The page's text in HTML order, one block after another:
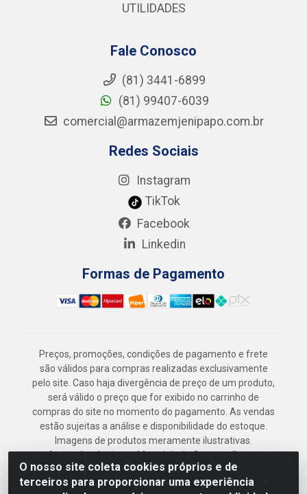
O nosso site coleta cookies próprios e de
terceiros para proporcionar uma experiência
UTILIDADES
Fale Conosco
(81) 3441-6899
(81) 99407-6039
comercial@armazemjenipapo.com.br
Redes Sociais
Instagram
TikTok
Facebook
Linkedin
Formas de Pagamento
Preços, promoções, condições de pagamento e frete
são válidos para compras realizadas exclusivamente
pelo site. Caso haja divergência de preço de um produto,
será válido o preço que for exibido no carrinho de
compras do site no momento do pagamento. As vendas
estão sujeitas a análise e disponibilidade do estoque.
Imagens de produtos meramente ilustrativas.
Armazém Jenipapo Materiais de Construção em
Geral LTDA - Rua das Flores, 2691 - Guabiraba,
Recife/PE - CEP 52.291-630 - CNPJ